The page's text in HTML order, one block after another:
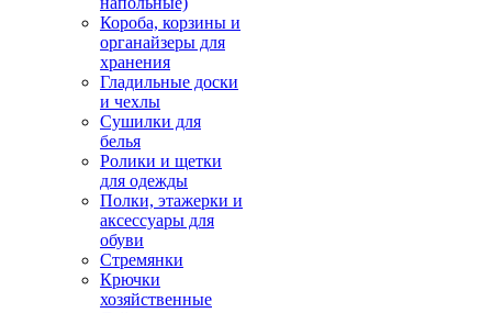
Короба, корзины и
органайзеры для
хранения
Гладильные доски
и чехлы
Сушилки для
белья
Ролики и щетки
для одежды
Полки, этажерки и
аксессуары для
обуви
Стремянки
Крючки
хозяйственные